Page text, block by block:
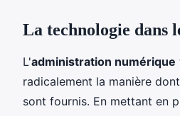
La technologie dans
L'administration numérique
radicalement la manière
sont fournis. En mettant en